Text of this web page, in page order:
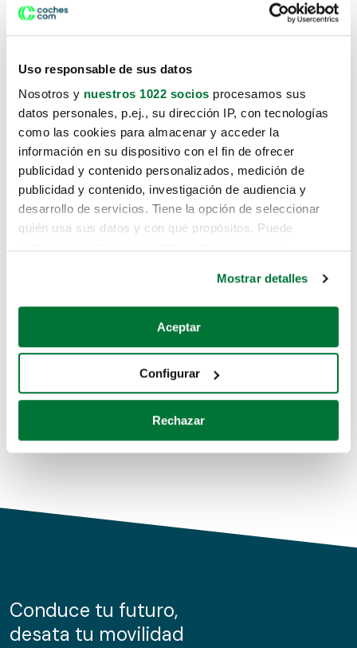
Uso responsable de sus datos
Nosotros y nuestros 1022 socios procesamos sus
datos personales, p.ej., su dirección IP, con tecnologías
como las cookies para almacenar y acceder la
información en su dispositivo con el fin de ofrecer
publicidad y contenido personalizados, medición de
publicidad y contenido, investigación de audiencia y
desarrollo de servicios. Tiene la opción de seleccionar
quién usa sus datos y con qué propósitos. Puede
Si lo permite, también quisiéramos:
Recopilar información sobre su ubicación geográfica
Identificar su dispositivo analizándolo activamente
para buscar características específicas (huellas
Obtenga más información sobre cómo se procesan sus
de cookies.
información sobre el uso que haga del sitio web con
nuestros partners de redes sociales, publicidad y análisis
Mostrar detalles
Aceptar
Configurar
Rechazar
Lo sentimos, no sabemos como
te hemos traido hasta aquí.
Pero puedes encontrar el coche que estás
buscando en alguno de estos enlaces:
Coches de segunda mano
Coches de km0
Conduce tu futuro,
desata tu movilidad